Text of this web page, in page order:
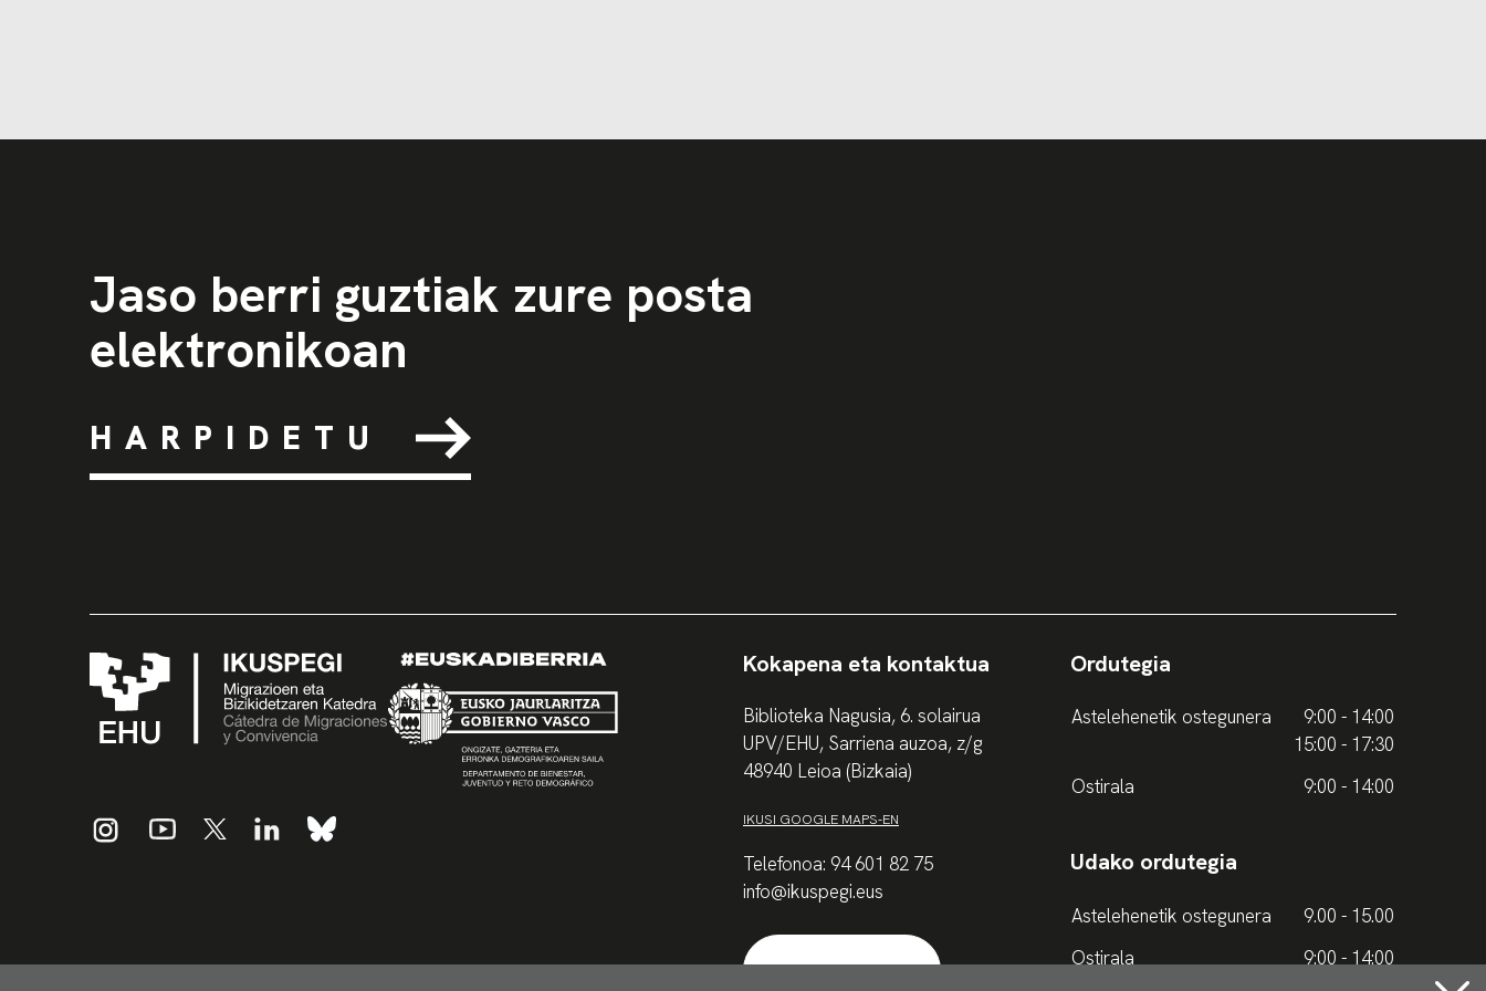
Jaso berri guztiak zure posta
elektronikoan
HARPIDETU
Kokapena eta kontaktua
Biblioteka Nagusia, 6. solairua
UPV/EHU, Sarriena auzoa, z/g
48940 Leioa (Bizkaia)
IKUSI GOOGLE MAPS-EN
Telefonoa: 94 601 82 75
info@ikuspegi.eus
Harremanetarako
Ordutegia
Astelehenetik ostegunera
9:00 - 14:00
15:00 - 17:30
Ostirala
9:00 - 14:00
Udako ordutegia
Astelehenetik ostegunera
9.00 - 15.00
Ostirala
9:00 - 14:00